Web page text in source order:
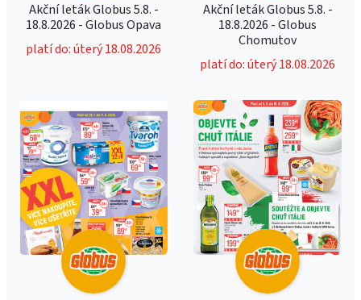
Akční leták Globus 5.8. -
18.8.2026 - Globus Opava
platí do: úterý 18.08.2026
Akční leták Globus 5.8. -
18.8.2026 - Globus
Chomutov
platí do: úterý 18.08.2026